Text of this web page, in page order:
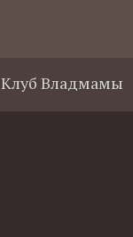
Клуб Владмамы